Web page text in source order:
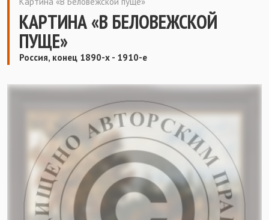
КАРТИНА «В БЕЛОВЕЖСКОЙ
ПУЩЕ»
Россия, конец 1890-х - 1910-е